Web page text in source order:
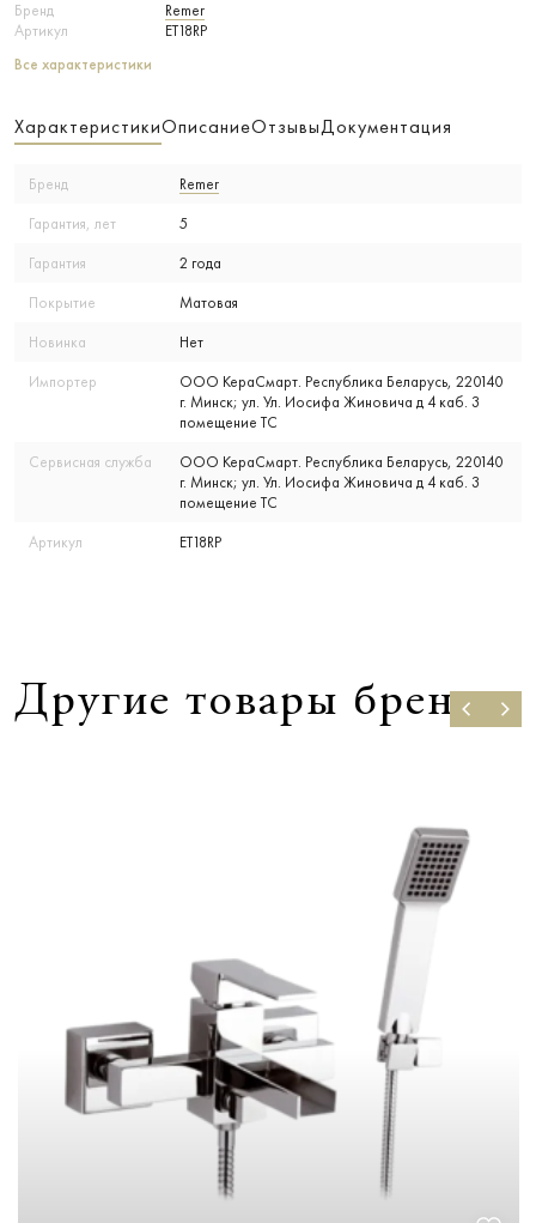
Бренд
Remer
Артикул
ET18RP
Все характеристики
ХарактеристикиОписаниеОтзывыДокументация
Бренд Remer
Гарантия, лет 5
Гарантия 2 года
Покрытие Матовая
Новинка Нет
Импортер
ООО КераСмарт. Республика Беларусь, 220140
г. Минск; ул. Ул. Иосифа Жиновича д 4 каб. 3
помещение ТС
Сервисная служба
ООО КераСмарт. Республика Беларусь, 220140
г. Минск; ул. Ул. Иосифа Жиновича д 4 каб. 3
помещение ТС
Артикул ET18RP
Другие товары бренда